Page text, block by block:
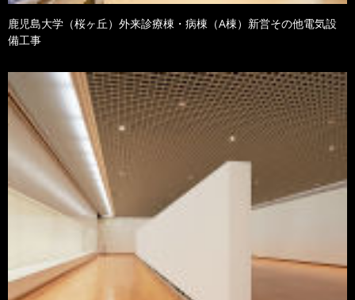
鹿児島大学（桜ヶ丘）外来診療棟・病棟（A棟）新営その他電気設
備工事